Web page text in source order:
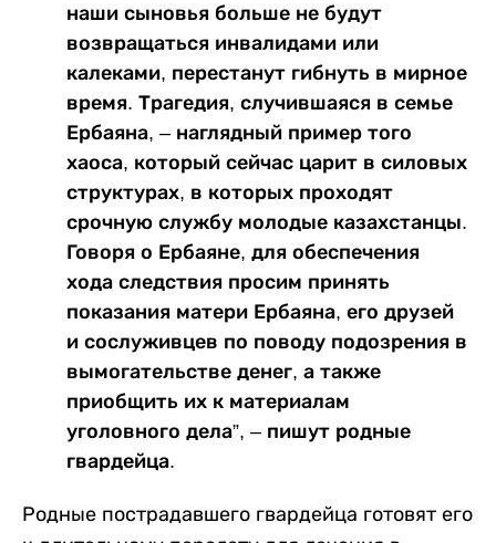
наши сыновья больше не будут
возвращаться инвалидами или
калеками, перестанут гибнуть в мирное
время. Трагедия, случившаяся в семье
Ербаяна, – наглядный пример того
хаоса, который сейчас царит в силовых
структурах, в которых проходят
срочную службу молодые казахстанцы.
Говоря о Ербаяне, для обеспечения
хода следствия просим принять
показания матери Ербаяна, его друзей
и сослуживцев по поводу подозрения в
вымогательстве денег, а также
приобщить их к материалам
уголовного дела”, – пишут родные
гвардейца.
Родные пострадавшего гвардейца готовят его